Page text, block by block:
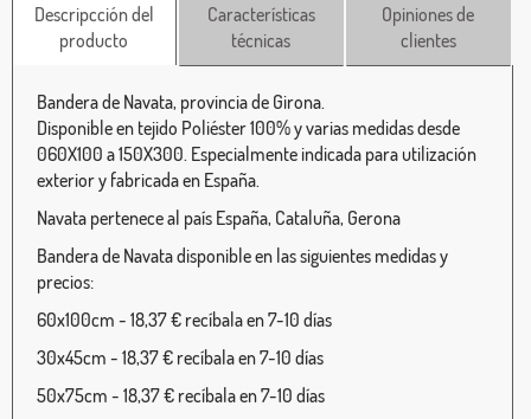
Descripcción del
producto
Características
técnicas
Opiniones de
clientes
Bandera de Navata, provincia de Girona.
Disponible en tejido Poliéster 100% y varias medidas desde
060X100 a 150X300. Especialmente indicada para utilización
exterior y fabricada en España.
Navata pertenece al país España, Cataluña, Gerona
Bandera de Navata disponible en las siguientes medidas y
precios:
60x100cm - 18,37 € recíbala en 7-10 días
30x45cm - 18,37 € recíbala en 7-10 días
50x75cm - 18,37 € recíbala en 7-10 días